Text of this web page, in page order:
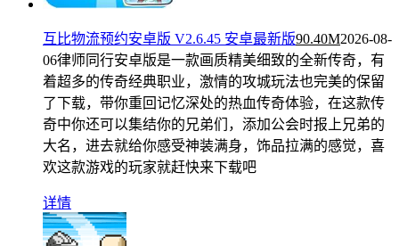
互比物流预约安卓版 V2.6.45 安卓最新版90.40M2026-08-
06律师同行安卓版是一款画质精美细致的全新传奇，有
着超多的传奇经典职业，激情的攻城玩法也完美的保留
了下载，带你重回记忆深处的热血传奇体验，在这款传
奇中你还可以集结你的兄弟们，添加公会时报上兄弟的
大名，进去就给你感受神装满身，饰品拉满的感觉，喜
欢这款游戏的玩家就赶快来下载吧
详情